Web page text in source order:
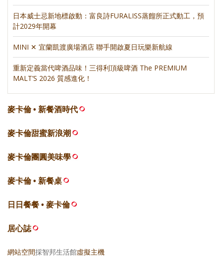
日本威士忌新地標啟動：富良詩FURALISS蒸餾所正式動工，預
計2029年開幕
MINI ✕ 宜蘭凱渡廣場酒店 聯手開啟夏日玩樂新航線
重新定義當代啤酒品味！三得利頂級啤酒 The PREMIUM
MALT’S 2026 質感進化！
麥卡倫 • 新餐酒時代
麥卡倫甜蜜新浪潮
麥卡倫團圓美味學
麥卡倫 • 新餐桌
日日餐餐 • 麥卡倫
居心誌
網站空間採智邦生活館虛擬主機